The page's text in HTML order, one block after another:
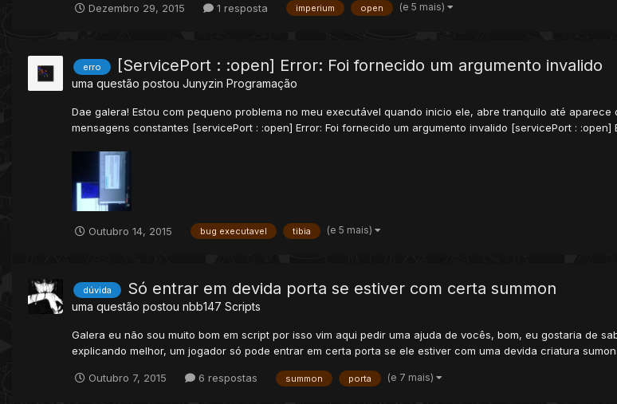
Dezembro 29, 2015 1 resposta imperium open (e 5 mais)
erro [ServicePort : :open] Error: Foi fornecido um argumento invalido
uma questão postou Junyzin Programação
Dae galera! Estou com pequeno problema no meu executável quando inicio ele, abre tranquilo até
mensagens constantes [servicePort : :open] Error: Foi fornecido um argumento invalido [servicePort : :open]
Outubro 14, 2015 bug executavel tibia (e 5 mais)
dúvida Só entrar em devida porta se estiver com certa summon
uma questão postou nbb147 Scripts
Galera eu não sou muito bom em script por isso vim aqui pedir uma ajuda de vocês, bom, eu gostaria de
explicando melhor, um jogador só pode entrar em certa porta se ele estiver com uma devida criatura
Outubro 7, 2015 6 respostas summon porta (e 7 mais)